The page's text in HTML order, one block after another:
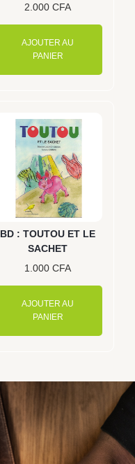
2.000CFA
AJOUTER AU
PANIER
BD : TOUTOU ET LE
SACHET
1.000CFA
AJOUTER AU
PANIER